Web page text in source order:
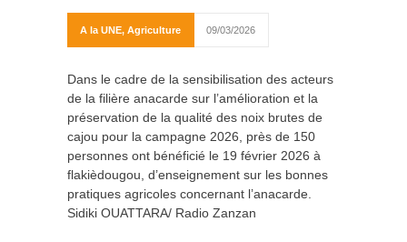
A la UNE, Agriculture 09/03/2026
Dans le cadre de la sensibilisation des acteurs
de la filière anacarde sur l’amélioration et la
préservation de la qualité des noix brutes de
cajou pour la campagne 2026, près de 150
personnes ont bénéficié le 19 février 2026 à
flakièdougou, d’enseignement sur les bonnes
pratiques agricoles concernant l’anacarde.
Sidiki OUATTARA/ Radio Zanzan